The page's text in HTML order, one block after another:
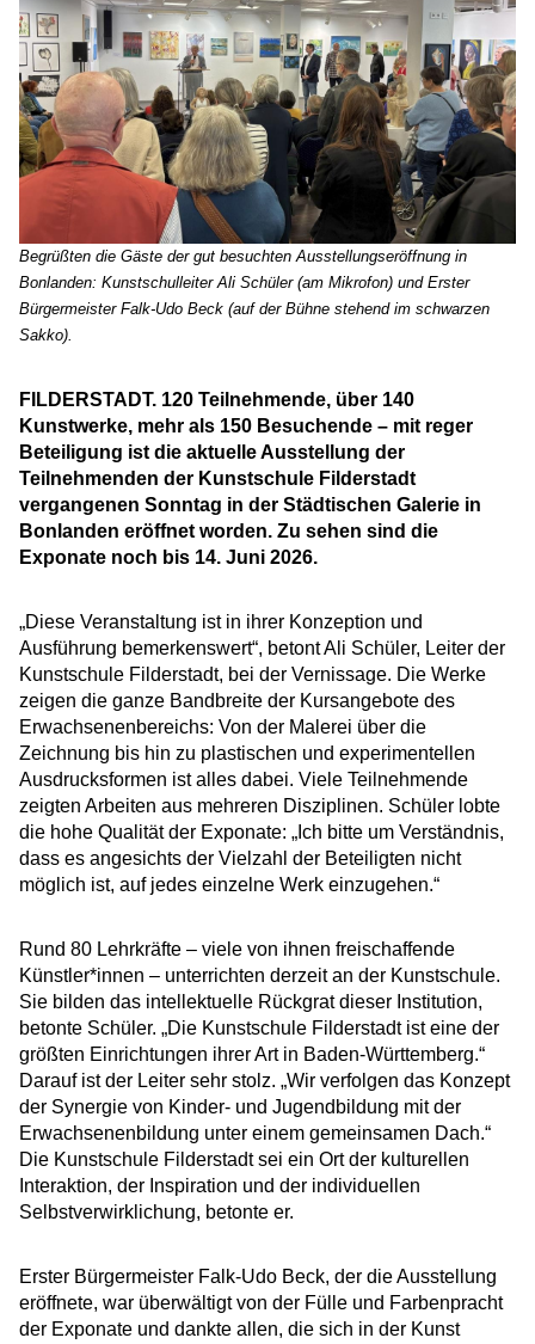
Begrüßten die Gäste der gut besuchten Ausstellungseröffnung in
Bonlanden: Kunstschulleiter Ali Schüler (am Mikrofon) und Erster
Bürgermeister Falk-Udo Beck (auf der Bühne stehend im schwarzen
Sakko).
FILDERSTADT. 120 Teilnehmende, über 140
Kunstwerke, mehr als 150 Besuchende – mit reger
Beteiligung ist die aktuelle Ausstellung der
Teilnehmenden der Kunstschule Filderstadt
vergangenen Sonntag in der Städtischen Galerie in
Bonlanden eröffnet worden. Zu sehen sind die
Exponate noch bis 14. Juni 2026.
„Diese Veranstaltung ist in ihrer Konzeption und
Ausführung bemerkenswert“, betont Ali Schüler, Leiter der
Kunstschule Filderstadt, bei der Vernissage. Die Werke
zeigen die ganze Bandbreite der Kursangebote des
Erwachsenenbereichs: Von der Malerei über die
Zeichnung bis hin zu plastischen und experimentellen
Ausdrucksformen ist alles dabei. Viele Teilnehmende
zeigten Arbeiten aus mehreren Disziplinen. Schüler lobte
die hohe Qualität der Exponate: „Ich bitte um Verständnis,
dass es angesichts der Vielzahl der Beteiligten nicht
möglich ist, auf jedes einzelne Werk einzugehen.“
Rund 80 Lehrkräfte – viele von ihnen freischaffende
Künstler*innen – unterrichten derzeit an der Kunstschule.
Sie bilden das intellektuelle Rückgrat dieser Institution,
betonte Schüler. „Die Kunstschule Filderstadt ist eine der
größten Einrichtungen ihrer Art in Baden-Württemberg.“
Darauf ist der Leiter sehr stolz. „Wir verfolgen das Konzept
der Synergie von Kinder- und Jugendbildung mit der
Erwachsenenbildung unter einem gemeinsamen Dach.“
Die Kunstschule Filderstadt sei ein Ort der kulturellen
Interaktion, der Inspiration und der individuellen
Selbstverwirklichung, betonte er.
Erster Bürgermeister Falk-Udo Beck, der die Ausstellung
eröffnete, war überwältigt von der Fülle und Farbenpracht
der Exponate und dankte allen, die sich in der Kunst